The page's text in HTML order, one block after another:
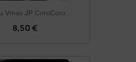
Vmax JP CoroCoro...
8,50 €